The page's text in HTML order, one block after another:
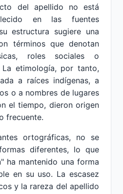
del apellido no está
en las fuentes
estructura sugiere una
términos que denotan
roles sociales o
etimología, por tanto,
a raíces indígenas, a
o a nombres de lugares
el tiempo, dieron origen
frecuente.
ortográficas, no se
diferentes, lo que
ha mantenido una forma
en su uso. La escasez
y la rareza del apellido